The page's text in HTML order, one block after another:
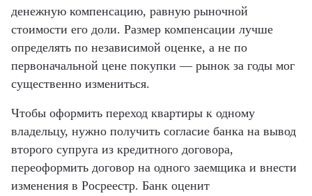
денежную компенсацию, равную рыночной
стоимости его доли. Размер компенсации лучше
определять по независимой оценке, а не по
первоначальной цене покупки — рынок за годы мог
существенно измениться.
Чтобы оформить переход квартиры к одному
владельцу, нужно получить согласие банка на вывод
второго супруга из кредитного договора,
переоформить договор на одного заемщика и внести
изменения в Росреестр. Банк оценит